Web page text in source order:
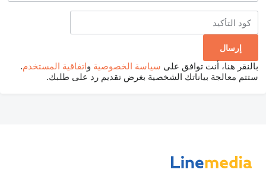
بالنقر هنا، أنت توافق على سياسة الخصوصية واتفاقية المستخدم.
ستتم معالجة بياناتك الشخصية بغرض تقديم رد على طلبك.